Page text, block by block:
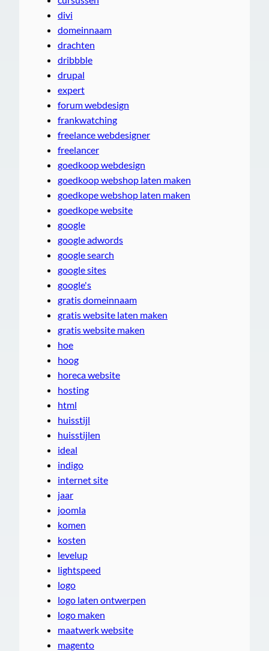
divi
domeinnaam
drachten
dribbble
drupal
expert
forum webdesign
frankwatching
freelance webdesigner
freelancer
goedkoop webdesign
goedkoop webshop laten maken
goedkope webshop laten maken
goedkope website
google
google adwords
google search
google sites
google's
gratis domeinnaam
gratis website laten maken
gratis website maken
hoe
hoog
horeca website
hosting
html
huisstijl
huisstijlen
ideal
indigo
internet site
jaar
joomla
komen
kosten
levelup
lightspeed
logo
logo laten ontwerpen
logo maken
maatwerk website
magento